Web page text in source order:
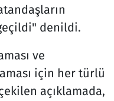
denildi.
ve
için her türlü
açıklamada,